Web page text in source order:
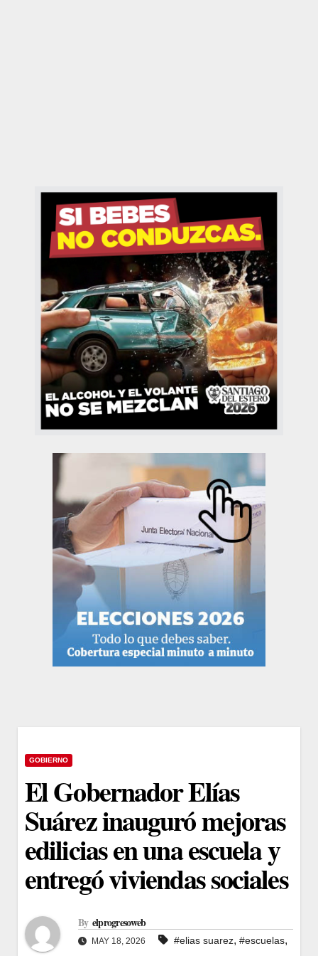
GOBIERNO
El Gobernador Elías
Suárez inauguró mejoras
edilicias en una escuela y
entregó viviendas sociales
By elprogresoweb
MAY 18, 2026 #elias suarez, #escuelas,